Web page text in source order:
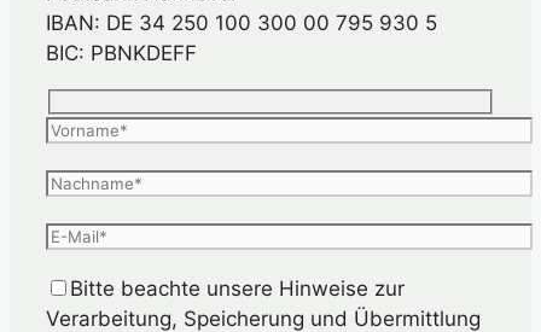
IBAN: DE 34 250 100 300 00 795 930 5
BIC: PBNKDEFF
Bitte beachte unsere Hinweise zur
Verarbeitung, Speicherung und Übermittlung